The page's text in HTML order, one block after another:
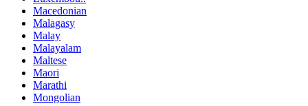
Macedonian
Malagasy
Malay
Malayalam
Maltese
Maori
Marathi
Mongolian